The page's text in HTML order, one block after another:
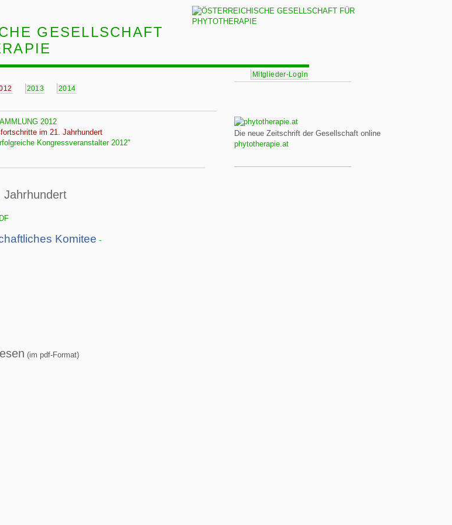
GESELLSCHAFT
Mitglieder-Login
2013 2014
2012
im 21. Jahrhundert
Kongressveranstalter 2012"
Jahrhundert
Komitee -
(im pdf-Format)
Die neue Zeitschrift der Gesellschaft online
phytotherapie.at